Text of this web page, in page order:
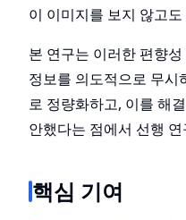
이 이미지를 보지 않고
본 연구는 이러한 편향
정보를 의도적으로 무
로 정량화하고, 이를 해
안했다는 점에서 선행
핵심 기여